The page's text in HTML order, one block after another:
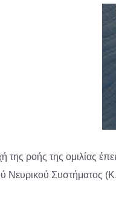
της ροής της ομιλίας
Νευρικού Συστήματος